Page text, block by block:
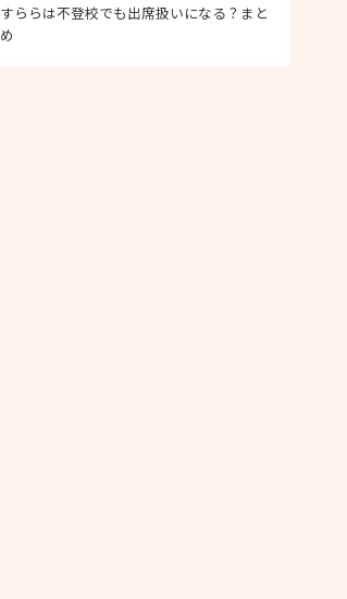
すららは不登校でも出席扱いになる？まと
め